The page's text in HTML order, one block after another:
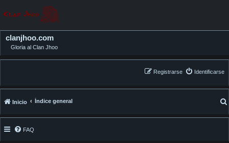
clanjhoo.com
Gloria al Clan Jhoo
Identificarse
Registrarse
Inicio Índice general
FAQ